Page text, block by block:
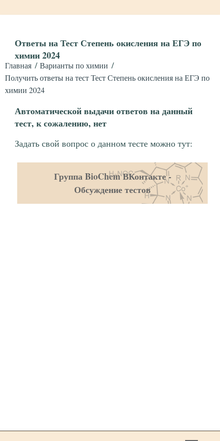
Ответы на Тест Степень окисления на ЕГЭ по
химии 2024
Главная
Варианты по химии
Получить ответы на тест Тест Степень окисления на ЕГЭ по
химии 2024
Автоматической выдачи ответов на данный
тест, к сожалению, нет
Задать свой вопрос о данном тесте можно тут:
Группа BioChem ВКонтакте -
Обсуждение тестов